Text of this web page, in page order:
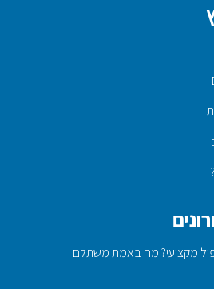
מקצועי? מה באמת משתלם